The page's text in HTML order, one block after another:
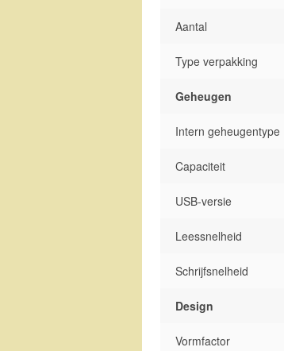
Aantal
Type verpakking
Geheugen
Intern geheugentype
Capaciteit
USB-versie
Leessnelheid
Schrijfsnelheid
Design
Vormfactor